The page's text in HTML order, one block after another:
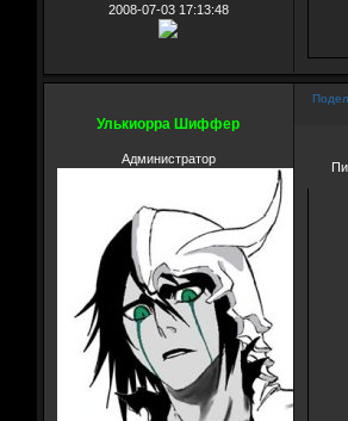
2008-07-03 17:13:48
Улькиорра Шиффер
Администратор